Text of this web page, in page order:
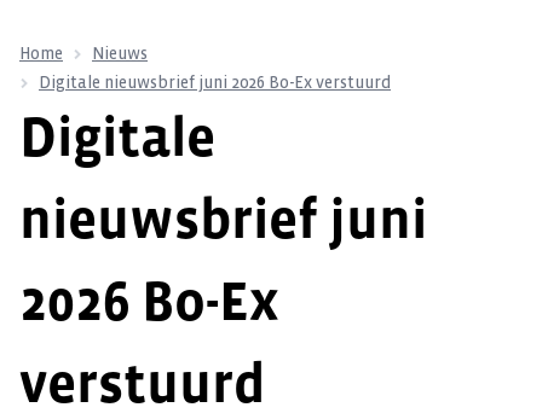
Home
Nieuws
Digitale nieuwsbrief juni 2026 Bo-Ex verstuurd
Digitale
nieuwsbrief juni
2026 Bo-Ex
verstuurd